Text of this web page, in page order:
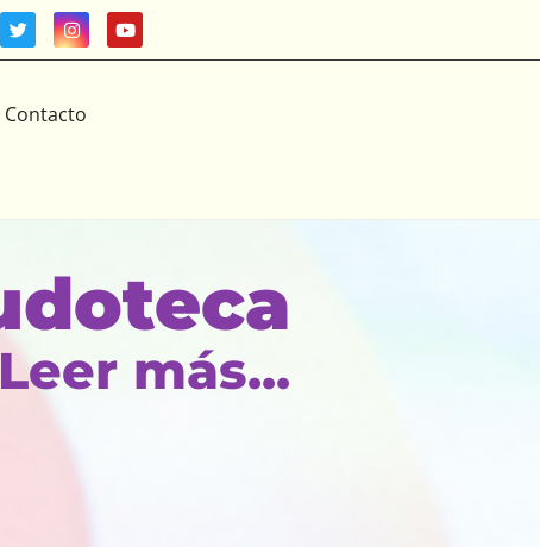
Contacto
Niños
Leer más...